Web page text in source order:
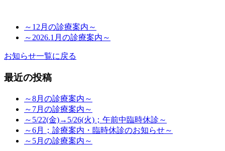
～12月の診療案内～
～2026.1月の診療案内～
お知らせ一覧に戻る
最近の投稿
～8月の診療案内～
～7月の診療案内～
～5/22(金)→5/26(火)；午前中臨時休診～
～6月；診療案内・臨時休診のお知らせ～
～5月の診療案内～